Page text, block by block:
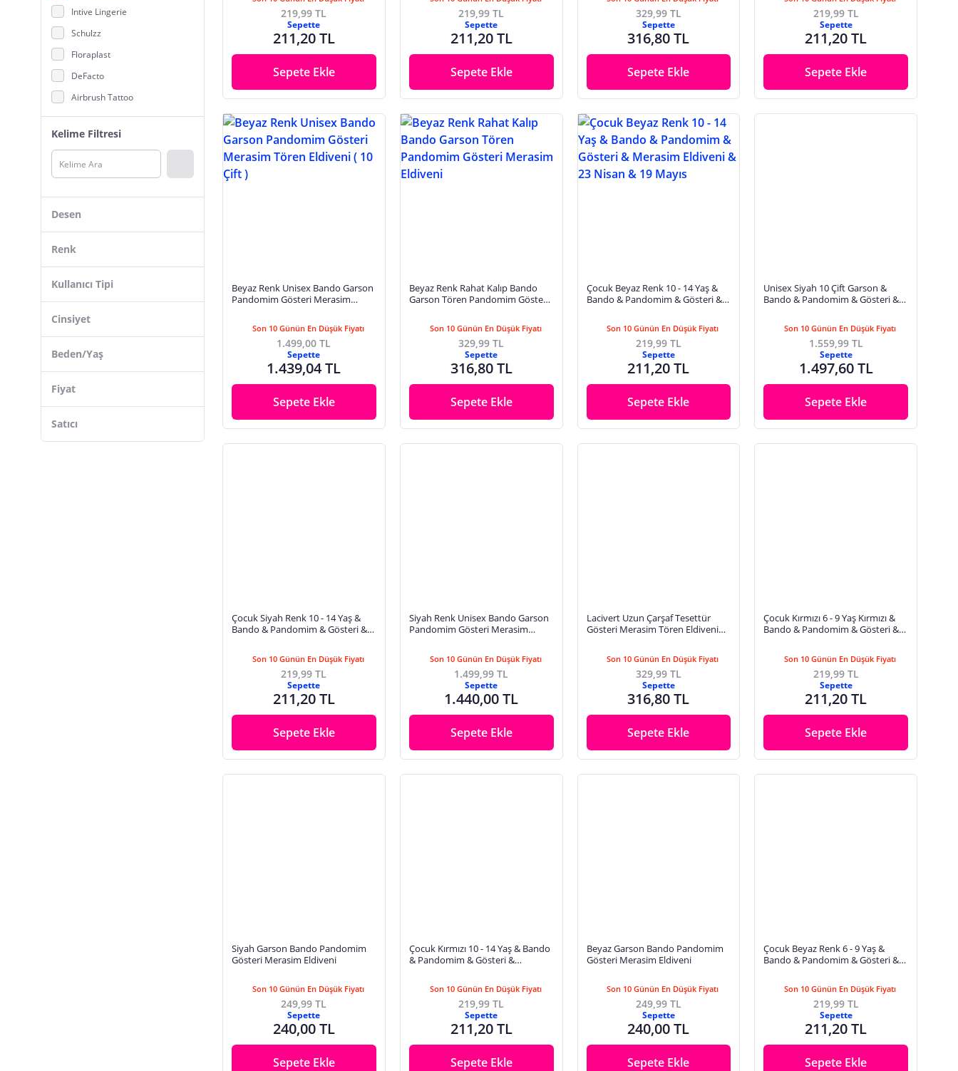
Intive Lingerie
Schulzz
Floraplast
DeFacto
Airbrush Tattoo
Galatasaray
Beybi
Suyutti
ELEVEN MARKET
Quiksilver
MARSİLYAN
Dolphin
Ksmart
Hat Town
Kelime Filtresi
Desen
Renk
Kullanıcı Tipi
Cinsiyet
Beden/Yaş
Fiyat
Satıcı
219,99 TL
Sepette
211,20 TL
Sepete Ekle
219,99 TL
Sepette
211,20 TL
Sepete Ekle
329,99 TL
Sepette
316,80 TL
Sepete Ekle
219,99 TL
Sepette
211,20 TL
Sepete Ekle
Beyaz Renk Unisex Bando Garson
Pandomim Gösteri Merasim
Son 10 Günün En Düşük Fiyatı
1.499,00 TL
Sepette
1.439,04 TL
Sepete Ekle
Beyaz Renk Rahat Kalıp Bando
Garson Tören Pandomim Gösteri
Son 10 Günün En Düşük Fiyatı
329,99 TL
Sepette
316,80 TL
Sepete Ekle
Çocuk Beyaz Renk 10 - 14 Yaş &
Bando & Pandomim & Gösteri &
Son 10 Günün En Düşük Fiyatı
219,99 TL
Sepette
211,20 TL
Sepete Ekle
Unisex Siyah 10 Çift Garson &
Bando & Pandomim & Gösteri &
Son 10 Günün En Düşük Fiyatı
1.559,99 TL
Sepette
1.497,60 TL
Sepete Ekle
Çocuk Siyah Renk 10 - 14 Yaş &
Bando & Pandomim & Gösteri &
Son 10 Günün En Düşük Fiyatı
219,99 TL
Sepette
211,20 TL
Sepete Ekle
Siyah Renk Unisex Bando Garson
Pandomim Gösteri Merasim
Son 10 Günün En Düşük Fiyatı
1.499,99 TL
Sepette
1.440,00 TL
Sepete Ekle
Lacivert Uzun Çarşaf Tesettür
Gösteri Merasim Tören Eldiveni
Son 10 Günün En Düşük Fiyatı
329,99 TL
Sepette
316,80 TL
Sepete Ekle
Çocuk Kırmızı 6 - 9 Yaş Kırmızı &
Bando & Pandomim & Gösteri &
Son 10 Günün En Düşük Fiyatı
219,99 TL
Sepette
211,20 TL
Sepete Ekle
Siyah Garson Bando Pandomim
Gösteri Merasim Eldiveni
Son 10 Günün En Düşük Fiyatı
249,99 TL
Sepette
240,00 TL
Sepete Ekle
Çocuk Kırmızı 10 - 14 Yaş & Bando
& Pandomim & Gösteri &
Son 10 Günün En Düşük Fiyatı
219,99 TL
Sepette
211,20 TL
Sepete Ekle
Beyaz Garson Bando Pandomim
Gösteri Merasim Eldiveni
Son 10 Günün En Düşük Fiyatı
249,99 TL
Sepette
240,00 TL
Sepete Ekle
Çocuk Beyaz Renk 6 - 9 Yaş &
Bando & Pandomim & Gösteri &
Son 10 Günün En Düşük Fiyatı
219,99 TL
Sepette
211,20 TL
Sepete Ekle